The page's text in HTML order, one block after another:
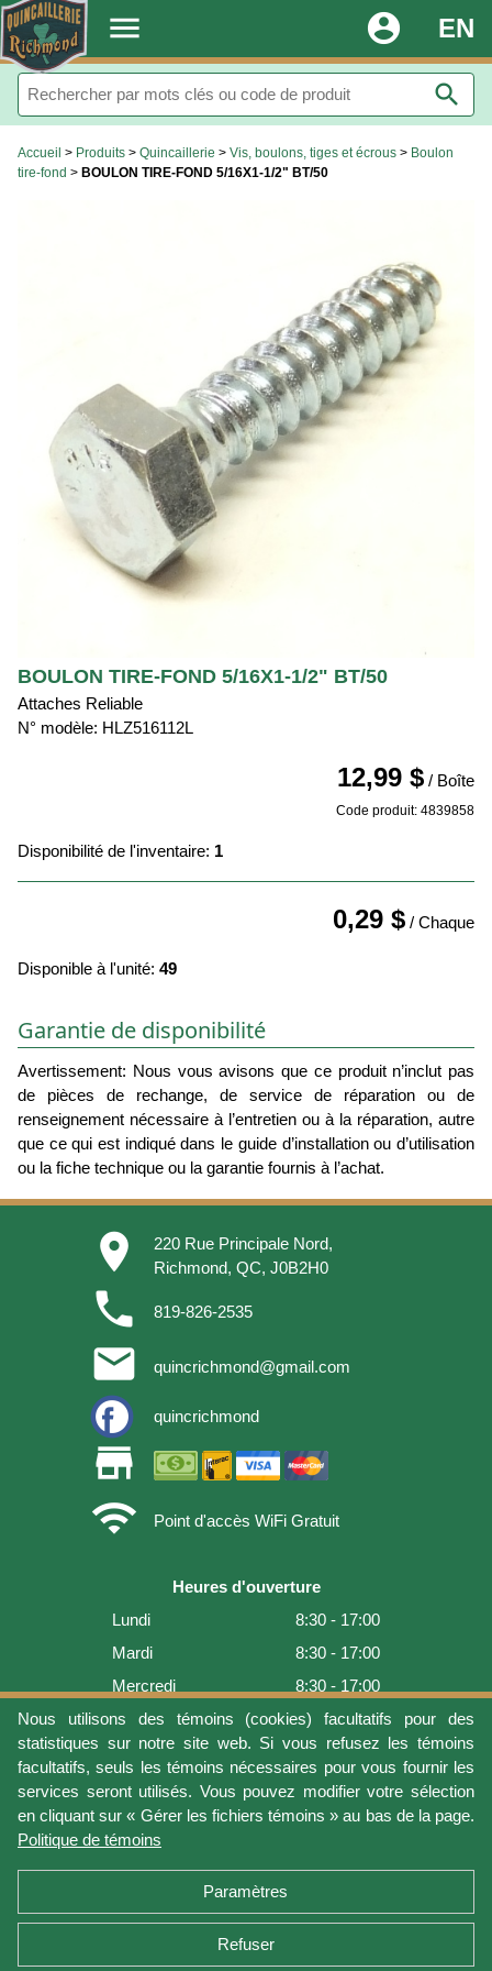
. menu EN
account_circle
search
Nous utilisons des témoins (cookies) facultatifs pour des
statistiques sur notre site web. Si vous refusez les témoins
facultatifs, seuls les témoins nécessaires pour vous fournir les
services seront utilisés. Vous pouvez modifier votre sélection
en cliquant sur « Gérer les fichiers témoins » au bas de la page.
Politique de témoins
Paramètres
Refuser
Accueil > Produits > Quincaillerie > Vis, boulons, tiges et écrous > Boulon
tire-fond > BOULON TIRE-FOND 5/16X1-1/2" BT/50
BOULON TIRE-FOND 5/16X1-1/2" BT/50
Attaches Reliable
N° modèle: HLZ516112L
12,99 $ / Boîte
Code produit: 4839858
Disponibilité de l'inventaire: 1
0,29 $ / Chaque
Disponible à l'unité: 49
Garantie de disponibilité
Avertissement: Nous vous avisons que ce produit n’inclut pas
de pièces de rechange, de service de réparation ou de
renseignement nécessaire à l’entretien ou à la réparation, autre
que ce qui est indiqué dans le guide d’installation ou d’utilisation
ou la fiche technique ou la garantie fournis à l’achat.
place
220 Rue Principale Nord,
Richmond, QC, J0B2H0
phone 819-826-2535
email quincrichmond@gmail.com
quincrichmond
store
wifi
Point d'accès WiFi Gratuit
Heures d'ouverture
Lundi
8:30 - 17:00
Mardi
8:30 - 17:00
Mercredi
8:30 - 17:00
Jeudi
8:30 - 17:00
Vendredi
8:30 - 17:00
Samedi
9:00 - 16:00
Dimanche
Fermé